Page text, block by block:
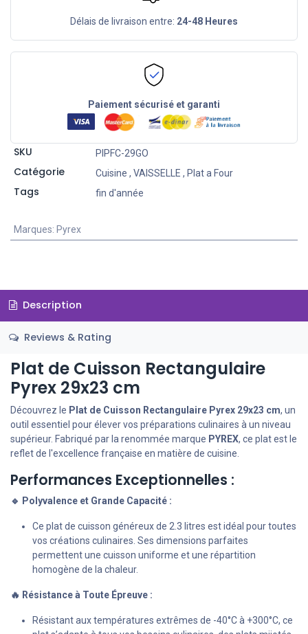
Délais de livraison entre: 24-48 Heures
Paiement sécurisé et garanti
SKU PIPFC-29GO
Catégorie Cuisine , VAISSELLE , Plat a Four
Tags fin d'année
Marques: Pyrex
Description
Reviews & Rating
Plat de Cuisson Rectangulaire
Pyrex 29x23 cm
Découvrez le Plat de Cuisson Rectangulaire Pyrex 29x23 cm, un
outil essentiel pour élever vos préparations culinaires à un niveau
supérieur. Fabriqué par la renommée marque PYREX, ce plat est le
reflet de l'excellence française en matière de cuisine.
Performances Exceptionnelles :
🔹 Polyvalence et Grande Capacité :
Ce plat de cuisson généreux de 2.3 litres est idéal pour toutes
vos créations culinaires. Ses dimensions parfaites
permettent une cuisson uniforme et une répartition
homogène de la chaleur.
🔥 Résistance à Toute Épreuve :
Résistant aux températures extrêmes de -40°C à +300°C, ce